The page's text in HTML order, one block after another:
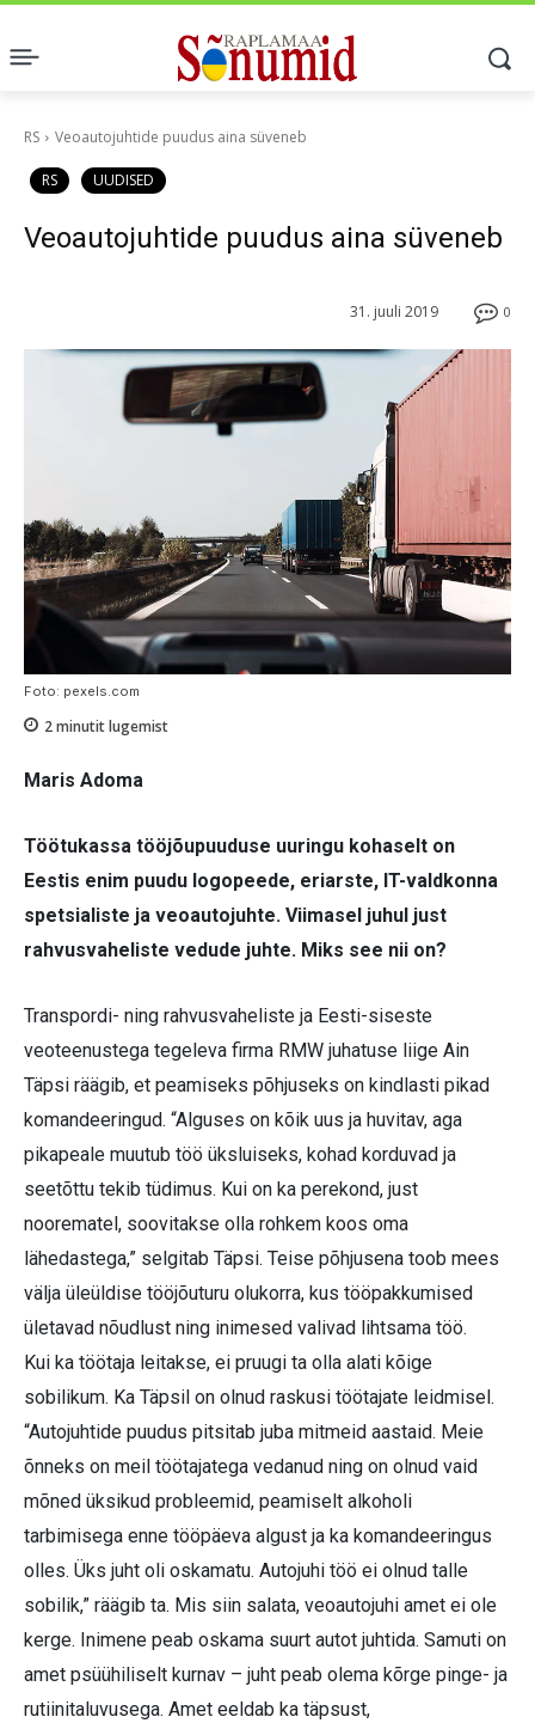
RS Veoautojuhtide puudus aina süveneb
RS UUDISED
Veoautojuhtide puudus aina süveneb
0
31. juuli 2019
Foto: pexels.com
2minutit lugemist
Maris Adoma
Töötukassa tööjõupuuduse uuringu kohaselt on
Eestis enim puudu logopeede, eriarste, IT-valdkonna
spetsialiste ja veoautojuhte. Viimasel juhul just
rahvusvaheliste vedude juhte. Miks see nii on?
Transpordi- ning rahvusvaheliste ja Eesti-siseste
veoteenustega tegeleva firma RMW juhatuse liige Ain
Täpsi räägib, et peamiseks põhjuseks on kindlasti pikad
komandeeringud. “Alguses on kõik uus ja huvitav, aga
pikapeale muutub töö üksluiseks, kohad korduvad ja
seetõttu tekib tüdimus. Kui on ka perekond, just
noorematel, soovitakse olla rohkem koos oma
lähedastega,” selgitab Täpsi. Teise põhjusena toob mees
välja üleüldise tööjõuturu olukorra, kus tööpakkumised
ületavad nõudlust ning inimesed valivad lihtsama töö.
Kui ka töötaja leitakse, ei pruugi ta olla alati kõige
sobilikum. Ka Täpsil on olnud raskusi töötajate leidmisel.
“Autojuhtide puudus pitsitab juba mitmeid aastaid. Meie
õnneks on meil töötajatega vedanud ning on olnud vaid
mõned üksikud probleemid, peamiselt alkoholi
tarbimisega enne tööpäeva algust ja ka komandeeringus
olles. Üks juht oli oskamatu. Autojuhi töö ei olnud talle
sobilik,” räägib ta. Mis siin salata, veoautojuhi amet ei ole
kerge. Inimene peab oskama suurt autot juhtida. Samuti on
amet psüühiliselt kurnav – juht peab olema kõrge pinge- ja
rutiinitaluvusega. Amet eeldab ka täpsust,